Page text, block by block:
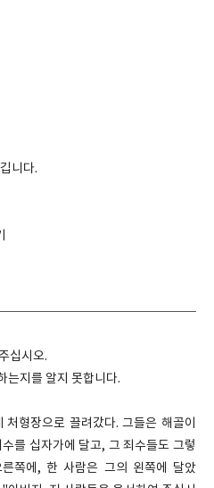
니다.
십시오.
는지를 알지 못합니다.
형장으로 끌려갔다. 그들은 해골이
를 십자가에 달고, 그 죄수들도 그렇
쪽에, 한 사람은 그의 왼쪽에 달았